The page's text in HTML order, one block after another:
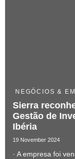
NEGÓCIOS &
Sierra
Gestão de
Ibéria
19 November 2024
· A empresa foi